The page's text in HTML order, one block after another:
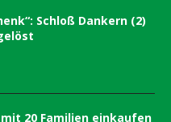
Schloß Dankern (2)
20 Familien einkaufen